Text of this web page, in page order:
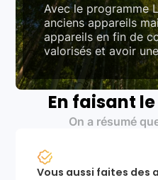
Avec le programme
anciens appareils
appareils en fin de
valorisés et avoir
En faisant
On a résumé
Vous aussi faites des